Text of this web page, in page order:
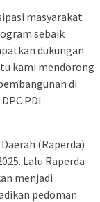
masyarakat
sebaik
dukungan
kami mendorong
di
PDI
(Raperda)
Lalu Raperda
menjadi
pedoman